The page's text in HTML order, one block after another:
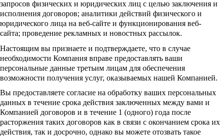
запросов физических и юридических лиц с целью заключения и
исполнения договоров; аналитики действий физического и
юридического лица на веб-сайте и функционирования веб-
сайта; проведение рекламных и новостных рассылок.
Настоящим вы признаете и подтверждаете, что в случае
необходимости Компания вправе предоставлять ваши
персональные данные третьим лицам для обеспечения
возможности получения услуг, оказываемых нашей Компанией.
Вы предоставляете согласие на обработку ваших персональных
данных в течение срока действия заключенных между вами и
Компанией договоров и в течение 1 (одного) года после
расторжения таких договоров как в связи с окончанием срока их
действия, так и досрочно, однако вы можете отозвать такое